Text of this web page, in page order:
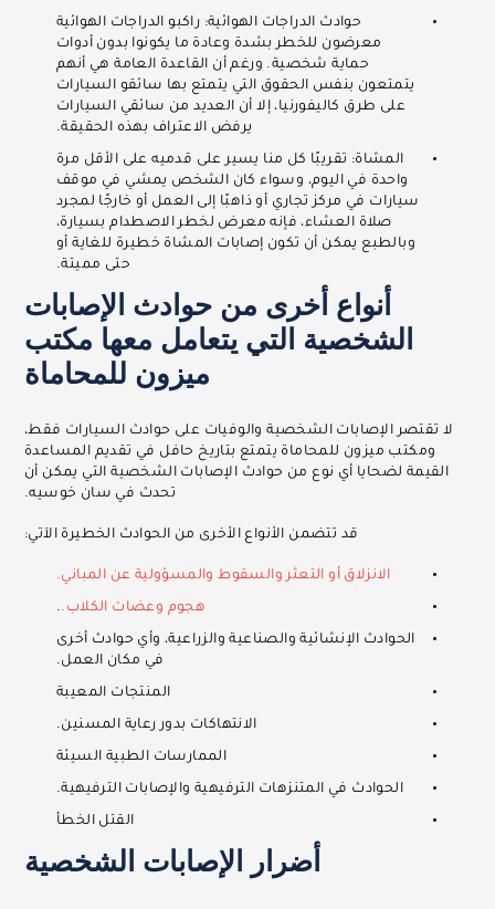
حوادث الدراجات الهوائية: راكبو الدراجات الهوائية
معرضون للخطر بشدة وعادة ما يكونوا بدون أدوات
حماية شخصية. ورغم أن القاعدة العامة هي أنهم
يتمتعون بنفس الحقوق التي يتمتع بها سائقو السيارات
على طرق كاليفورنيا، إلا أن العديد من سائقي السيارات
يرفض الاعتراف بهذه الحقيقة.
المشاة: تقريبًا كل منا يسير على قدميه على الأقل مرة
واحدة في اليوم، وسواء كان الشخص يمشي في موقف
سيارات في مركز تجاري أو ذاهبًا إلى العمل أو خارجًا لمجرد
صلاة العشاء، فإنه معرض لخطر الاصطدام بسيارة،
وبالطبع يمكن أن تكون إصابات المشاة خطيرة للغاية أو
حتى مميتة.
أنواع أخرى من حوادث الإصابات
الشخصية التي يتعامل معها مكتب
ميزون للمحاماة
لا تقتصر الإصابات الشخصية والوفيات على حوادث السيارات فقط،
ومكتب ميزون للمحاماة يتمتع بتاريخ حافل في تقديم المساعدة
القيمة لضحايا أي نوع من حوادث الإصابات الشخصية التي يمكن أن
تحدث في سان خوسيه.
قد تتضمن الأنواع الأخرى من الحوادث الخطيرة الآتي:
الانزلاق أو التعثر والسقوط والمسؤولية عن المباني.
هجوم وعضات الكلاب..
الحوادث الإنشائية والصناعية والزراعية، وأي حوادث أخرى
في مكان العمل.
المنتجات المعيبة
الانتهاكات بدور رعاية المسنين.
الممارسات الطبية السيئة
الحوادث في المتنزهات الترفيهية والإصابات الترفيهية.
القتل الخطأ
أضرار الإصابات الشخصية